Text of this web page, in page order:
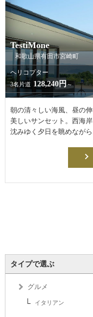
TestiMone
和歌山県有田市宮崎町
ヘリコプター
3名片道 128,240円～
朝の清々しい海風、昼の
美しいサンセット。西海
沈みゆく夕日を眺めなが
タイプで選ぶ
グルメ
イタリアン